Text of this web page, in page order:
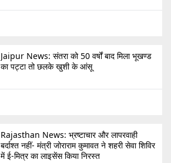
Jaipur News: संतरा को 50 वर्षों बाद मिला भूखण्ड
का पट्टा तो छलके खुशी के आंसू
Rajasthan News: भ्रष्टाचार और लापरवाही
बर्दाश्त नहीं- मंत्री जोराराम कुमावत ने शहरी सेवा शिविर
में ई-मित्र का लाइसेंस किया निरस्त